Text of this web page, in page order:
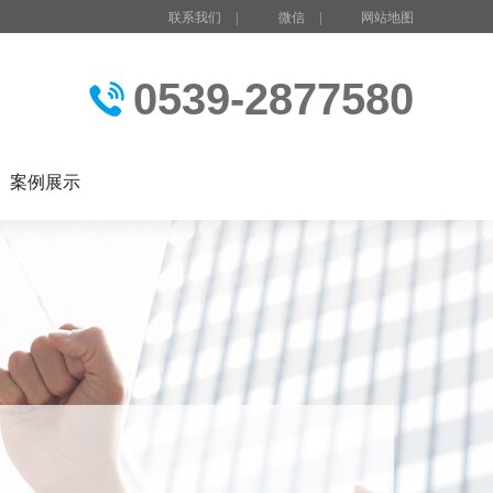
联系我们 | 微信 | 网站地图
0539-2877580
案例展示